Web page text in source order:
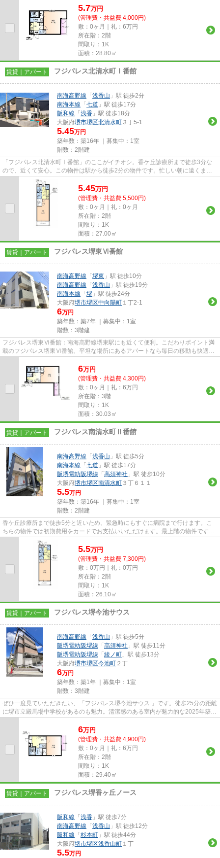
5.7万円
(管理費・共益費 4,000円)
敷：0ヶ月｜礼：6万円
所在階：2階
間取り：1K
面積：28.80㎡
賃貸｜アパート フジパレス北清水町Ⅰ番館
南海高野線 「 浅香山 」駅 徒歩2分
南海本線 「 七道 」駅 徒歩17分
阪和線 「 浅香 」駅 徒歩18分
大阪府堺市堺区北清水町 ３丁5-1
5.45万円
築年数：築16年 ｜募集中： 1室
階数：2階建
「フジパレス北清水町Ⅰ番館」のここがイチオシ。香ケ丘診療所まで徒歩3分な
ので、近くて安心。この物件は駅から徒歩2分の物件です。忙しい朝に遠くまで
ゴミ捨てに行かずに済むように、...
5.45万円
(管理費・共益費 5,500円)
敷：0ヶ月｜礼：0ヶ月
所在階：2階
間取り：1K
面積：27.00㎡
賃貸｜アパート フジパレス堺東Ⅵ番館
南海高野線 「 堺東 」駅 徒歩10分
南海高野線 「 浅香山 」駅 徒歩19分
南海本線 「 堺 」駅 徒歩24分
大阪府堺市堺区中向陽町 １丁2-1
6万円
築年数：築7年 ｜募集中： 1室
階数：3階建
フジパレス堺東Ⅵ番館：南海高野線堺東駅にも近くて便利。こだわりポイント満
載のフジパレス堺東Ⅵ番館。平坦な場所にあるアパートなら毎日の移動も快適で
6万円
(管理費・共益費 4,300円)
敷：0ヶ月｜礼：6万円
所在階：3階
間取り：1K
面積：30.03㎡
賃貸｜アパート フジパレス南清水町Ⅱ番館
南海高野線 「 浅香山 」駅 徒歩5分
南海本線 「 七道 」駅 徒歩17分
阪堺電軌阪堺線 「 高須神社 」駅 徒歩10分
大阪府堺市堺区南清水町 ３丁６１１
5.5万円
築年数：築16年 ｜募集中： 1室
階数：2階建
香ケ丘診療所まで徒歩5分と近いため、緊急時にもすぐに病院まで行けます。こ
ちらの物件では初期費用をカードでお支払いいただけます。最上階の物件です。
周辺に2駅ありの電車通勤しや...
5.5万円
(管理費・共益費 7,300円)
敷：0万円｜礼：0万円
所在階：2階
間取り：1K
面積：26.10㎡
賃貸｜アパート フジパレス堺今池サウス
南海高野線 「 浅香山 」駅 徒歩5分
阪堺電軌阪堺線 「 高須神社 」駅 徒歩11分
阪堺電軌阪堺線 「 綾ノ町 」駅 徒歩13分
大阪府堺市堺区今池町 ２丁
6万円
築年数：築1年 ｜募集中： 1室
階数：3階建
ぜひ一度見ていただきたい、「フジパレス堺今池サウス 」です。徒歩25分の距離
に堺市立殿馬場中学校があるのも魅力。清潔感のある室内が魅力的な2025年築の
6万円
(管理費・共益費 4,900円)
敷：0ヶ月｜礼：6万円
所在階：2階
間取り：1K
面積：29.40㎡
賃貸｜アパート フジパレス堺香ヶ丘ノース
阪和線 「 浅香 」駅 徒歩7分
南海高野線 「 浅香山 」駅 徒歩12分
阪和線 「 杉本町 」駅 徒歩44分
大阪府堺市堺区浅香山町 １丁
5.5万円